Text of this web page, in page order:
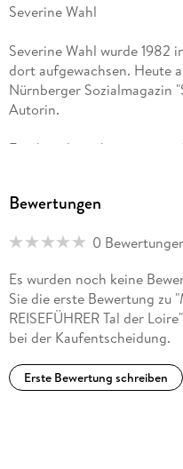
Severine Wahl
Severine Wahl wurde 1982
dort aufgewachsen. Heute
Nürnberger Sozialmagazin
Autorin.
Frankreich ist ihre erste
nach Paris, um dort im
Letztlich hat sie sich in
haben es ihr das
mit seinen zauberhaften
Städten. Nach
Regionen sind ihre
»Tal der Loire« entstanden.
Bewertungen
0
Es wurden noch keine
Sie die erste Bewertung zu
REISEFÜHRER Tal der
bei der Kaufentscheidung.
Erste Bewertung schreiben